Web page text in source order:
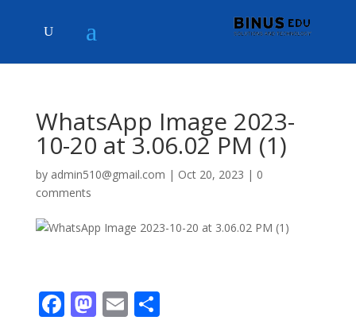
WhatsApp Image 2023-
10-20 at 3.06.02 PM (1)
by admin510@gmail.com | Oct 20, 2023 | 0
comments
F M E S